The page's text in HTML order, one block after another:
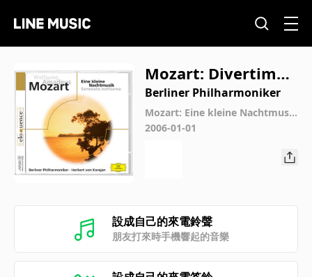
Mozart: Divertimen
to for Strings in D
Major, K. 136: II. An
dante
Berliner Philharmoniker
Mozart: Eine kleine Nachtmusik
- Serenaden
2006-01-01
設成自己的來電鈴聲
朋友打來時手機響起的音樂